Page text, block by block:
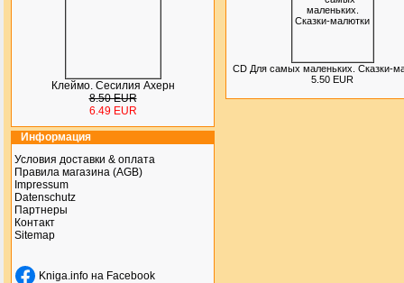
Клеймо. Сесилия Ахерн
8.50 EUR
6.49 EUR
Информация
Условия доставки & оплата
Правила магазина (AGB)
Impressum
Datenschutz
Партнеры
Контакт
Sitemap
Kniga.info на Facebook
CD Для самых маленьких. Сказки-
5.50 EUR